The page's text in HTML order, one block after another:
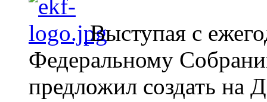
Выступая с
Федеральному
предложил создать на